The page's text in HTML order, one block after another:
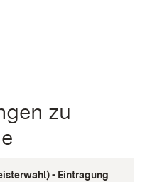
zu
- Eintragung